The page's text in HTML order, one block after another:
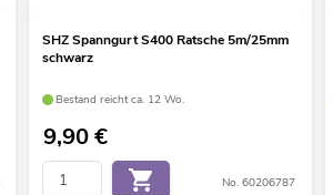
SHZ Spanngurt S400 Ratsche 5m/25mm
schwarz
Bestand reicht ca. 12 Wo.
9,90€
No. 60206787